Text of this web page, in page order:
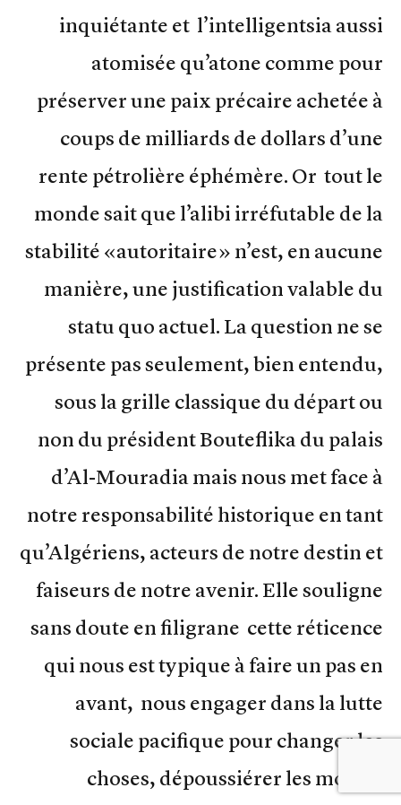
inquiétante et l’intelligentsia aussi
atomisée qu’atone comme pour
préserver une paix précaire achetée à
coups de milliards de dollars d’une
rente pétrolière éphémère. Or tout le
monde sait que l’alibi irréfutable de la
stabilité «autoritaire» n’est, en aucune
manière, une justification valable du
statu quo actuel. La question ne se
présente pas seulement, bien entendu,
sous la grille classique du départ ou
non du président Bouteflika du palais
d’Al-Mouradia mais nous met face à
notre responsabilité historique en tant
qu’Algériens, acteurs de notre destin et
faiseurs de notre avenir. Elle souligne
sans doute en filigrane cette réticence
qui nous est typique à faire un pas en
avant, nous engager dans la lutte
sociale pacifique pour changer les
choses, dépoussiérer les mœurs